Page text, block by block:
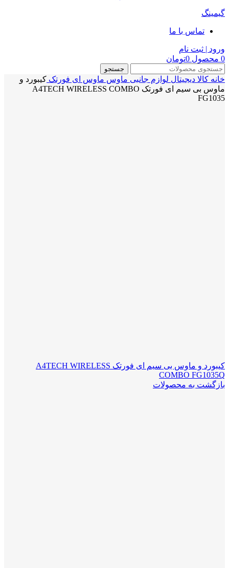
گیمینگ
تماس با ما
ورود | ثبت نام
0 محصول 0تومان
جستجو
خانه کالا دیجیتال لوازم جانبی ماوس ماوس ای فورتک کیبورد و
ماوس بی سیم ای فورتک A4TECH WIRELESS COMBO
FG1035
کیبورد و ماوس بی سیم ای فورتک A4TECH WIRELESS
COMBO FG1035Q
بازگشت به محصولات